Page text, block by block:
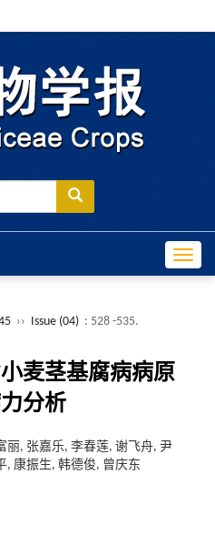
›› Issue (04) : 528 -535.
麦茎基腐病病原
分析
丽, 张嘉乐, 李春莲, 谢飞舟, 尹
, 康振生, 韩德俊, 曾庆东